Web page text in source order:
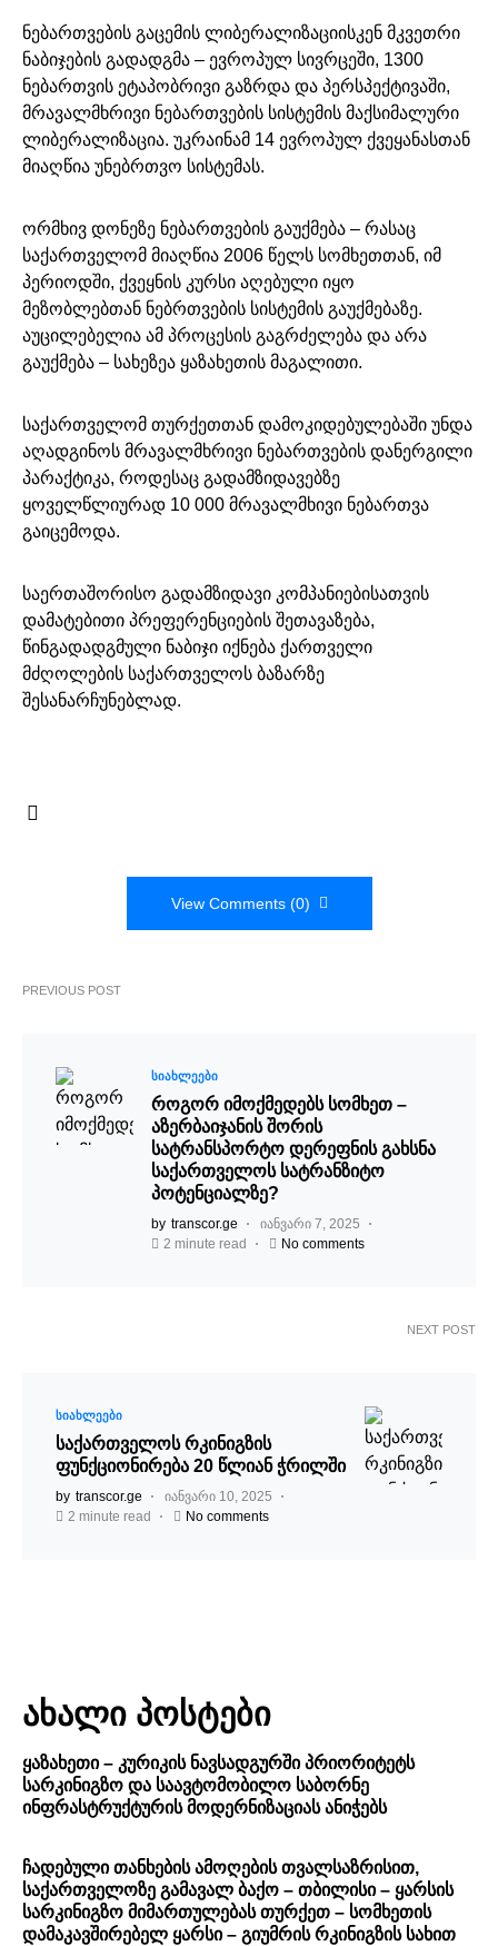
ნებართვების გაცემის ლიბერალიზაციისკენ მკვეთრი
ნაბიჯების გადადგმა – ევროპულ სივრცეში, 1300
ნებართვის ეტაპობრივი გაზრდა და პერსპექტივაში,
მრავალმხრივი ნებართვების სისტემის მაქსიმალური
ლიბერალიზაცია. უკრაინამ 14 ევროპულ ქვეყანასთან
მიაღწია უნებრთვო სისტემას.
ორმხივ დონეზე ნებართვების გაუქმება – რასაც
საქართველომ მიაღწია 2006 წელს სომხეთთან, იმ
პერიოდში, ქვეყნის კურსი აღებული იყო
მეზობლებთან ნებრთვების სისტემის გაუქმებაზე.
აუცილებელია ამ პროცესის გაგრძელება და არა
გაუქმება – სახეზეა ყაზახეთის მაგალითი.
საქართველომ თურქეთთან დამოკიდებულებაში უნდა
აღადგინოს მრავალმხრივი ნებართვების დანერგილი
პარაქტიკა, როდესაც გადამზიდავებზე
ყოველწლიურად 10 000 მრავალმხივი ნებართვა
გაიცემოდა.
საერთაშორისო გადამზიდავი კომპანიებისათვის
დამატებითი პრეფერენციების შეთავაზება,
წინგადადგმული ნაბიჯი იქნება ქართველი
მძღოლების საქართველოს ბაზარზე
შესანარჩუნებლად.
View Comments (0)
PREVIOUS POST
ᲡᲘᲐᲮᲚᲔᲔᲑᲘ
როგორ იმოქმედებს სომხეთ –
აზერბაიჯანის შორის
სატრანსპორტო დერეფნის გახსნა
საქართველოს სატრანზიტო
პოტენციალზე?
by transcor.ge
იანვარი 7, 2025
2 minute read
No comments
NEXT POST
ᲡᲘᲐᲮᲚᲔᲔᲑᲘ
საქართველოს რკინიგზის
ფუნქციონირება 20 წლიან ჭრილში
by transcor.ge
იანვარი 10, 2025
2 minute read
No comments
ახალი პოსტები
ყაზახეთი – კურიკის ნავსადგურში პრიორიტეტს
სარკინიგზო და საავტომობილო საბორნე
ინფრასტრუქტურის მოდერნიზაციას ანიჭებს
ჩადებული თანხების ამოღების თვალსაზრისით,
საქართველოზე გამავალ ბაქო – თბილისი – ყარსის
სარკინიგზო მიმართულებას თურქეთ – სომხეთის
დამაკავშირებელ ყარსი – გიუმრის რკინიგზის სახით